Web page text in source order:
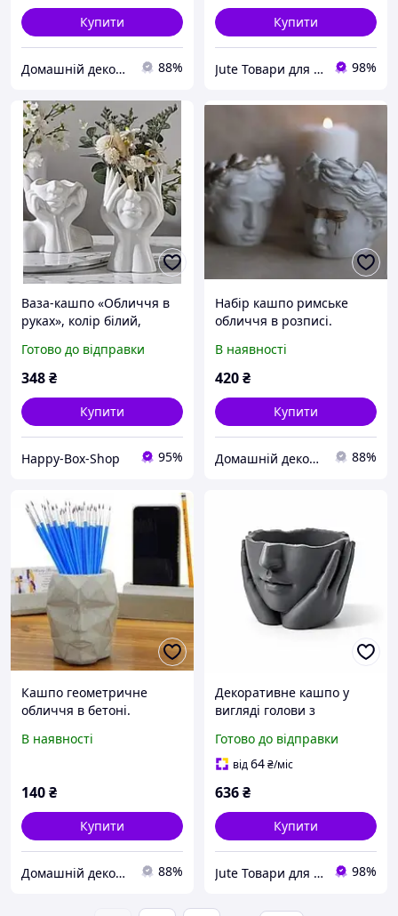
Купити
Домашній декор | Кашпо з бетону, свічки 88%
Купити
Jute Товари для дому та дачі 98%
Ваза-кашпо «Обличчя в
руках», колір білий,
Готово до відправки
348₴
Купити
Happy-Box-Shop 95%
Набір кашпо римське
обличчя в розписі.
заливки свічок
В наявності
420₴
Купити
Домашній декор | Кашпо з бетону, свічки 88%
Кашпо геометричне
обличчя в бетоні.
пензликів та олівців
В наявності
140₴
Купити
Домашній декор | Кашпо з бетону, свічки 88%
Декоративне кашпо у
вигляді голови з
кашпо для рослин, інтер
єрний декор, 150х150х100
Готово до відправки
від64₴/міс
636₴
Купити
Jute Товари для дому та дачі 98%